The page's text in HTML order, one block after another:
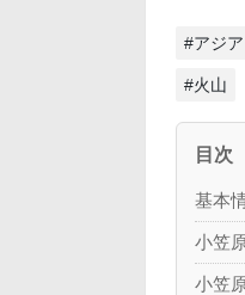
#アジア
#火山
目次
基本
小笠
小笠